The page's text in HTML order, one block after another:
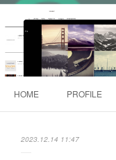
HOME PROFILE
2023.12.14 11:47